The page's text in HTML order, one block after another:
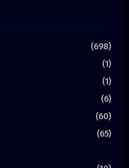
(698)
(1)
(1)
(6)
(60)
(65)